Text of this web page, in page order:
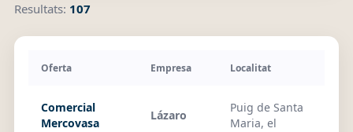
Resultats: 107
Oferta Empresa Localitat
Comercial
Mercovasa
Lázaro
Puig de Santa
Maria, el